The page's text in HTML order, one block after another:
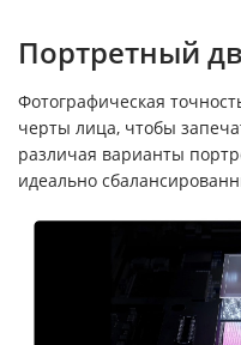
Портретный
Фотографическая
черты лица, чтобы
различая варианты
идеально